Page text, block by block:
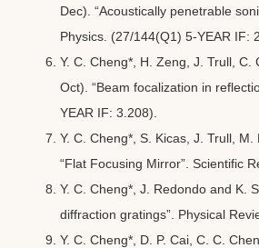
Dec). “Acoustically penetrable
Physics. (27/144(Q1) 5-YEAR IF:
Y. C. Cheng*, H. Zeng, J. Trull, C.
Oct). “Beam focalization in
YEAR IF: 3.208).
Y. C. Cheng*, S. Kicas, J. Trull,
“Flat Focusing Mirror”. Scientific
Y. C. Cheng*, J. Redondo and K.
diffraction gratings”. Physical
Y. C. Cheng*, D. P. Cai, C. C.